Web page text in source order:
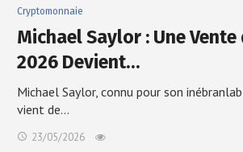
Cryptomonnaie
Michael Saylor : Une
2026 Devient…
Michael Saylor, connu pour son
vient de…
23/05/2026